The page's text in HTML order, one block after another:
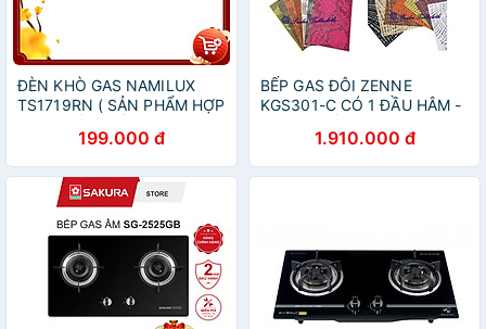
ĐÈN KHÒ GAS NAMILUX
TS1719RN ( SẢN PHẨM HỢP
SEISAKUSHO - JAPAN )
199.000 đ
BẾP GAS ĐÔI ZENNE
KGS301-C CÓ 1 ĐẦU HÂM -
MẶT BẾP INOX - NGỌN LỬA
MẠNH VÀ HỘI TỤ - TIẾT
KIỆM GAS
1.910.000 đ